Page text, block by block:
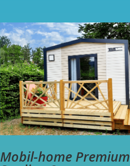
Mobil-home Premium